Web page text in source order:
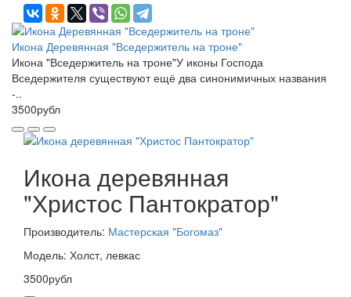
Икона Деревянная "Вседержитель на троне"
Икона "Вседержитель на троне"У иконы Господа
Вседержителя существуют ещё два синонимичных названия
-..
3500рубл
Икона деревянная
"Христос Пантократор"
Производитель: Мастерская "Богомаз"
Модель: Холст, левкас
3500рубл